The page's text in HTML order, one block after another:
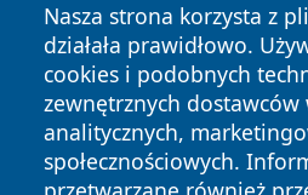
Nasza strona korzysta z
działała prawidłowo.
cookies i podobnych
zewnętrznych dostawców
analitycznych,
społecznościowych.
Copyright © 2026 leszczynski24.pl
zastrzeżone.